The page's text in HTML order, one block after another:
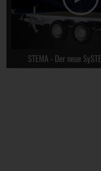
STEMA - Der neue